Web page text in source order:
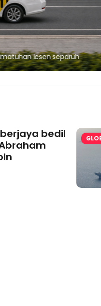
lesen separuh
bedil
Abraham